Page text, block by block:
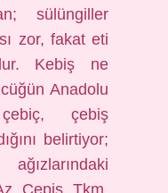
sülüngiller
zor, fakat eti
Kebiş ne
Anadolu
çebiş
belirtiyor;
Çepiş, Tkm.